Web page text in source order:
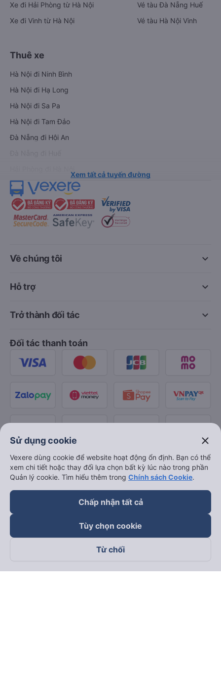
Xe đi Hải Phòng từ Hà Nội
Xe đi Vinh từ Hà Nội
Vé tàu Đà Nẵng Huế
Vé tàu Hà Nội Vinh
Thuê xe
Hà Nội đi Ninh Bình
Hà Nội đi Hạ Long
Hà Nội đi Sa Pa
Hà Nội đi Tam Đảo
Đà Nẵng đi Hội An
Xem tất cả tuyến đường
keyboard_arrow_down
Về chúng tôi
keyboard_arrow_down
Hỗ trợ
keyboard_arrow_down
Trở thành đối tác
Đối tác thanh toán
Theo dõi chúng tôi trên
Sử dụng cookie close
Vexere dùng cookie để website hoạt động ổn định. Bạn có thể
xem chi tiết hoặc thay đổi lựa chọn bất kỳ lúc nào trong phần
Quản lý cookie. Tìm hiểu thêm trong Chính sách Cookie.
Chấp nhận tất cả
Tùy chọn cookie
Từ chối